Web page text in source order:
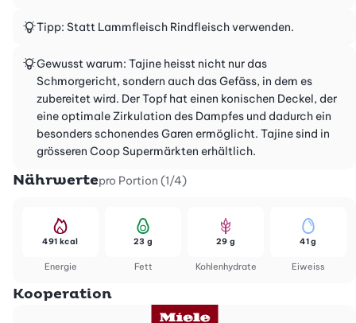
Tipp: Statt Lammfleisch Rindfleisch verwenden.
Gewusst warum: Tajine heisst nicht nur das
Schmorgericht, sondern auch das Gefäss, in dem es
zubereitet wird. Der Topf hat einen konischen Deckel, der
eine optimale Zirkulation des Dampfes und dadurch ein
besonders schonendes Garen ermöglicht. Tajine sind in
grösseren Coop Supermärkten erhältlich.
Nährwertepro Portion (1/4)
Energie
491 kcal
Fett
23 g
Kohlenhydrate
29 g
Eiweiss
41 g
Kooperation